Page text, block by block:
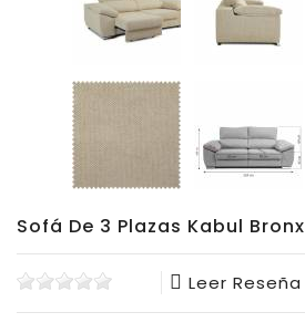
Sofá De 3 Plazas Kabul Bronx
Leer Reseña